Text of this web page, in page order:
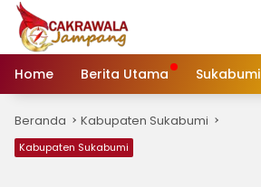
Langsung
konten
Home
Berita Utama Sukabumi
Beranda Kabupaten Sukabumi
Kabupaten Sukabumi